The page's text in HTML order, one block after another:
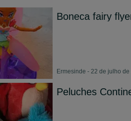
Boneca fairy
Ermesinde - 22 de julho de
Peluches